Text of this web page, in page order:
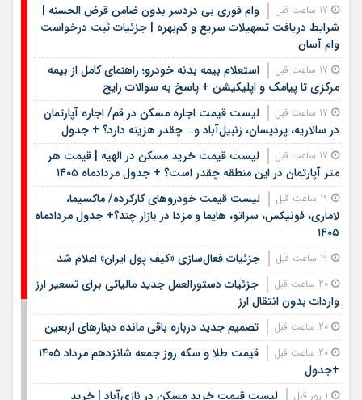
وام فوری بی دردسر بدون ضامن قرض الحسنه |
شرایط دریافت تسهیلات سریع و کم‌بهره | جزئیات ثبت درخواست
وام آسان
استعلام بیمه بدنه خودرو؛ راهنمای کامل از بیمه
مرکزی تا پیامک و اپلیکیشن + پاسخ به سوالات رایج
لیست قیمت اجاره مسکن در قم/ اجاره آپارتمان
در سالاریه، پردیسان، زنبیل‌آباد و… چقدر هزینه دارد؟ + جدول
لیست قیمت خرید مسکن در الهیه | قیمت هر
متر آپارتمان در این منطقه چقدر است؟ + جدول مردادماه ۱۴۰۵
لیست قیمت خودروهای کارکرده/ ماکسیما،
لاماری، فونیکس، سراتو، هایما و مزدا در بازار چند؟+ جدول مردادماه
۱۴۰۵
جزئیات فعال‌سازی «کیف پول ایران» اعلام شد
جزئیات دستورالعمل جدید مالیاتی برای تسعیر ارز
واردات بدون انتقال ارز
تصمیم جدید درباره باقی مانده دینارهای اربعین
قیمت طلا و سکه روز جمعه شانزدهم مرداد ۱۴۰۵
+جدول
لیست قیمت خرید مسکن در نازی‌آباد | خرید